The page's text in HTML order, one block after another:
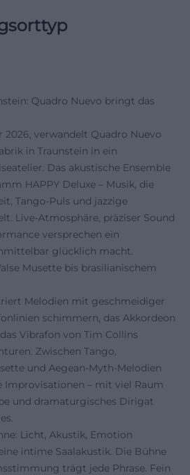
Quadro Nuevo bringt das
2026, verwandelt Quadro Nuevo
in Traunstein in ein
Das akustische Ensemble
HAPPY Deluxe – Musik, die
Tango-Puls und jazzige
Live-Atmosphäre, präziser Sound
versprechen ein
glücklich macht.
Musette bis brasilianischem
Melodien mit geschmeidiger
schimmern, das Akkordeon
Vibrafon von Tim Collins
Zwischen Tango,
und Aegean-Myth-Melodien
Improvisationen – mit viel Raum
und dramaturgisches Dirigat
Licht, Akustik, Emotion
intime Saalakustik. Die Bühne
trägt jede Phrase. Fein